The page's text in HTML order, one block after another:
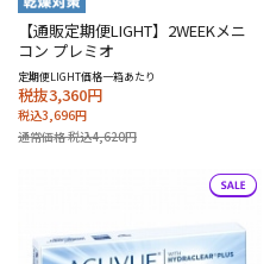
【通販定期便LIGHT】2WEEKメニ
コン プレミオ
定期便LIGHT価格一箱あたり
税抜3,360円
税込3,696円
通常価格 税込4,620円